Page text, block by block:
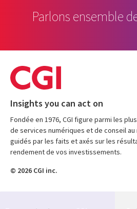
Parlons ensemble
Insights you can act on
Fondée en 1976, CGI figure parmi les
de services numériques et de conseil au
guidés par les faits et axés sur les
rendement de vos investissements.
© 2026 CGI inc.